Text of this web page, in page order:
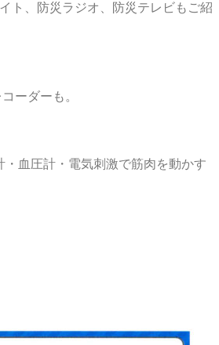
ト、防災ラジオ、防災テレビもご紹
ーダーも。
血圧計・電気刺激で筋肉を動かす